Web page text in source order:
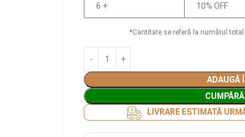
6 + 10% OFF
*Cantitate se referă la numărul
ADAUGĂ
LIVRARE ESTIMATĂ